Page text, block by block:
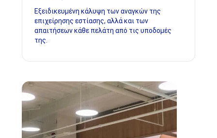
Εξειδικευμένη κάλυψη των αναγκών της
επιχείρησης εστίασης, αλλά και των
απαιτήσεων κάθε πελάτη από τις υποδομές
της.